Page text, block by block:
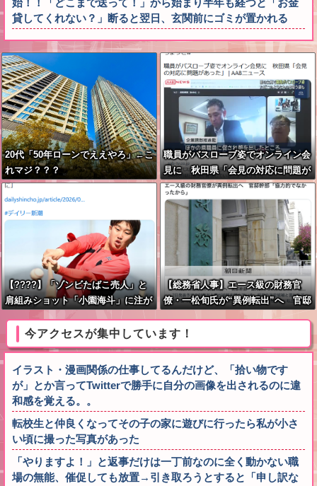
始！！「どこまで送って！」から始まり半年も経つと「お金
貸してくれない？」断ると翌日、玄関前にゴミが置かれる
20代「50年ローンでええやろ」←こ
れマジ？？？
職員がバスローブ姿でオンライン会
見に 秋田県「会見の対応に問題が
あった」
【????】「ゾンビたばこ売人」と
肩組みショット「小園海斗」に注が
奪も選択肢のひとつに」
【総務省人事】エース級の財務官
僚・一松旬氏が“異例転出”へ 官邸
今アクセスが集中しています！
イラスト・漫画関係の仕事してるんだけど、「拾い物です
が」とか言ってTwitterで勝手に自分の画像を出されるのに違
和感を覚える。。
転校生と仲良くなってその子の家に遊びに行ったら私が小さ
い頃に撮った写真があった
「やりますよ！」と返事だけは一丁前なのに全く動かない職
場の無能、催促しても放置→引き取ろうとすると「申し訳な